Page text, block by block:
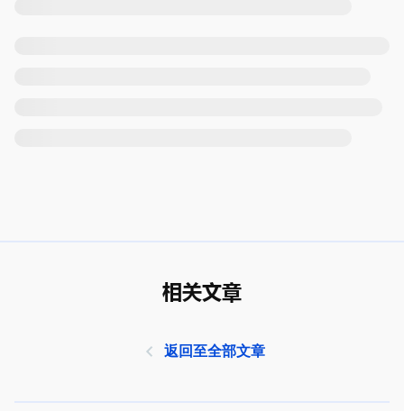
相关文章
返回至全部文章